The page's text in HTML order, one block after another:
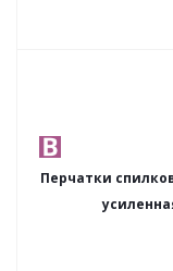
Перчатки